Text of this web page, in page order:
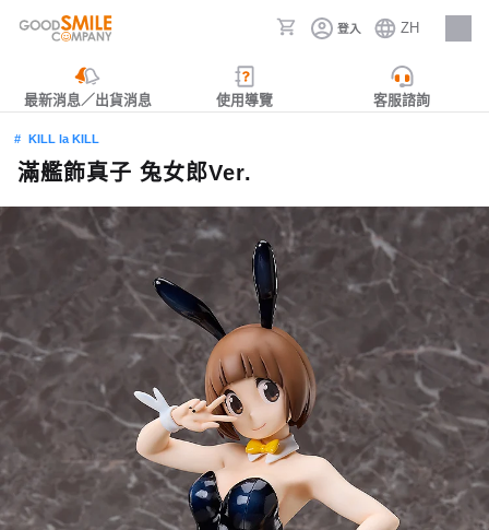
登入 ZH
人才招募
最新消息／出貨消息 使用導覽 客服諮詢
KILL la KILL
滿艦飾真子 兔女郎Ver.